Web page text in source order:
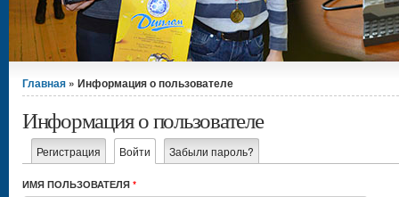
Вы здесь
Главная » Информация о пользователе
Информация о пользователе
Главные вкладки
Регистрация Войти (активная вкладка)
Забыли пароль?
ИМЯ ПОЛЬЗОВАТЕЛЯ *